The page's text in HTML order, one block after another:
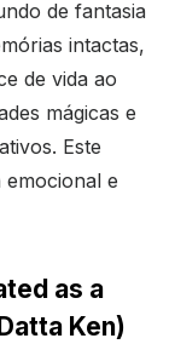
de fantasia
intactas,
de vida ao
mágicas e
Este
e
as a
Ken)